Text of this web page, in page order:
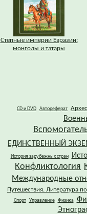
Степные империи Евразии:
монголы и татары
CD и DVD Автореферат
ЕДИНСТВЕННЫЙ
История зарубежных стран
Конфликтология
Международные
Путешествия. Литература
Спорт Управление Физика